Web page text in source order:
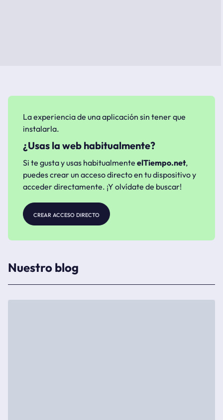
La experiencia de una aplicación sin tener que
instalarla.
¿Usas la web habitualmente?
Si te gusta y usas habitualmente elTiempo.net,
puedes crear un acceso directo en tu dispositivo y
acceder directamente. ¡Y olvídate de buscar!
crear acceso directo
Nuestro blog